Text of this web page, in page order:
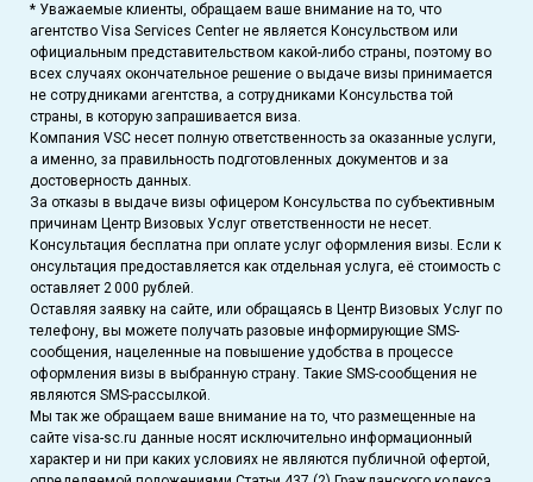
* Уважаемые клиенты, обращаем ваше внимание на то, что
агентство Visa Services Center не является Консульством или
официальным представительством какой-либо страны, поэтому во
всех случаях окончательное решение о выдаче визы принимается
не сотрудниками агентства, а сотрудниками Консульства той
страны, в которую запрашивается виза.
Компания VSC несет полную ответственность за оказанные услуги,
а именно, за правильность подготовленных документов и за
достоверность данных.
За отказы в выдаче визы офицером Консульства по субъективным
причинам Центр Визовых Услуг ответственности не несет.
Консультация бесплатна при оплате услуг оформления визы. Если к
онсультация предоставляется как отдельная услуга, её стоимость с
оставляет 2 000 рублей.
Оставляя заявку на сайте, или обращаясь в Центр Визовых Услуг по
телефону, вы можете получать разовые информирующие SMS-
сообщения, нацеленные на повышение удобства в процессе
оформления визы в выбранную страну. Такие SMS-сообщения не
являются SMS-рассылкой.
Мы так же обращаем ваше внимание на то, что размещенные на
сайте visa-sc.ru данные носят исключительно информационный
характер и ни при каких условиях не являются публичной офертой,